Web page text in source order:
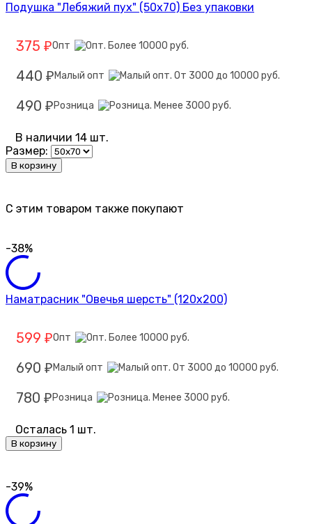
Подушка "Лебяжий пух" (50х70) Без упаковки
375 ₽Опт
440 ₽ Малый опт
490 ₽ Розница
В наличии 14 шт.
Размер:
В корзину
C этим товаром также покупают
-38%
Наматрасник "Овечья шерсть" (120х200)
599 ₽Опт
690 ₽ Малый опт
780 ₽ Розница
Осталась 1 шт.
В корзину
-39%